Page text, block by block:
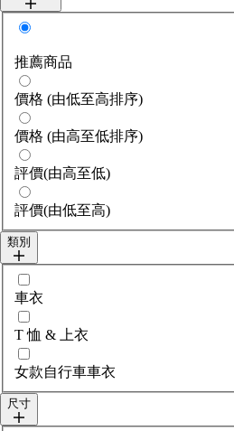
分類依據
推薦商品
價格 (由低至高排序)
價格 (由高至低排序)
評價(由高至低)
評價(由低至高)
類別
選擇category
車衣
T 恤 & 上衣
女款自行車車衣
尺寸